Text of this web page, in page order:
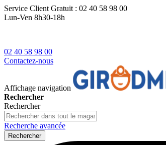
Service Client Gratuit : 02 40 58 98 00
Lun-Ven 8h30-18h
02 40 58 98 00
Contactez-nous
Affichage navigation
Rechercher
Rechercher
Recherche avancée
Rechercher